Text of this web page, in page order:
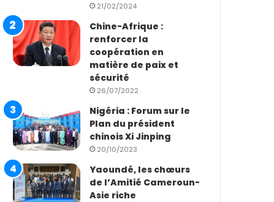
21/02/2024
Chine-Afrique :
renforcer la
coopération en
matière de paix et
sécurité
26/07/2022
Nigéria : Forum sur le
Plan du président
chinois Xi Jinping
20/10/2023
Yaoundé, les chœurs
de l’Amitié Cameroun-
Asie riche